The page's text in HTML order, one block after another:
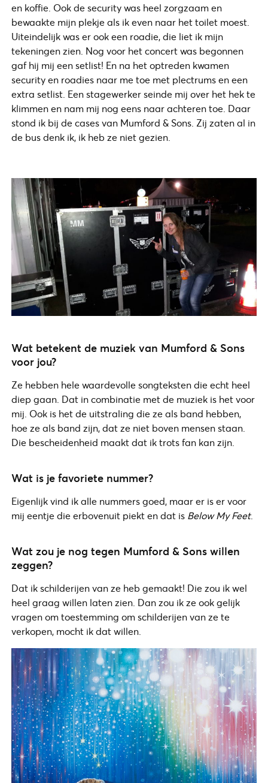
en koffie. Ook de security was heel zorgzaam en
bewaakte mijn plekje als ik even naar het toilet moest.
Uiteindelijk was er ook een roadie, die liet ik mijn
tekeningen zien. Nog voor het concert was begonnen
gaf hij mij een setlist! En na het optreden kwamen
security en roadies naar me toe met plectrums en een
extra setlist. Een stagewerker seinde mij over het hek te
klimmen en nam mij nog eens naar achteren toe. Daar
stond ik bij de cases van Mumford & Sons. Zij zaten al in
de bus denk ik, ik heb ze niet gezien.
Wat betekent de muziek van Mumford & Sons
voor jou?
Ze hebben hele waardevolle songteksten die echt heel
diep gaan. Dat in combinatie met de muziek is het voor
mij. Ook is het de uitstraling die ze als band hebben,
hoe ze als band zijn, dat ze niet boven mensen staan.
Die bescheidenheid maakt dat ik trots fan kan zijn.
Wat is je favoriete nummer?
Eigenlijk vind ik alle nummers goed, maar er is er voor
mij eentje die erbovenuit piekt en dat is Below My Feet.
Wat zou je nog tegen Mumford & Sons willen
zeggen?
Dat ik schilderijen van ze heb gemaakt! Die zou ik wel
heel graag willen laten zien. Dan zou ik ze ook gelijk
vragen om toestemming om schilderijen van ze te
verkopen, mocht ik dat willen.